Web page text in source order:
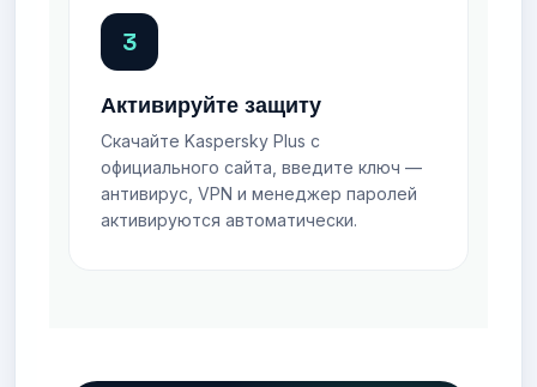
3
Активируйте защиту
Скачайте Kaspersky Plus с
официального сайта, введите ключ —
антивирус, VPN и менеджер паролей
активируются автоматически.